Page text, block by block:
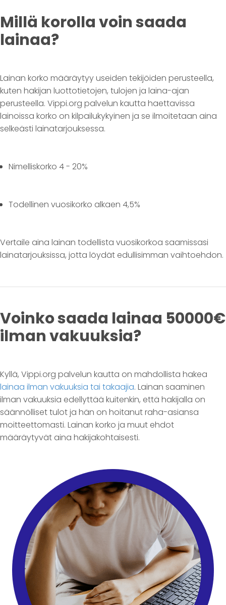
Millä korolla voin saada
lainaa?
Lainan korko määräytyy useiden tekijöiden perusteella,
kuten hakijan luottotietojen, tulojen ja laina-ajan
perusteella. Vippi.org palvelun kautta haettavissa
lainoissa korko on kilpailukykyinen ja se ilmoitetaan aina
selkeästi lainatarjouksessa.
Nimelliskorko 4 - 20%
Todellinen vuosikorko alkaen 4,5%
Vertaile aina lainan todellista vuosikorkoa saamissasi
lainatarjouksissa, jotta löydät edullisimman vaihtoehdon.
Voinko saada lainaa 50000€
ilman vakuuksia?
Kyllä, Vippi.org palvelun kautta on mahdollista hakea
lainaa ilman vakuuksia tai takaajia. Lainan saaminen
ilman vakuuksia edellyttää kuitenkin, että hakijalla on
säännölliset tulot ja hän on hoitanut raha-asiansa
moitteettomasti. Lainan korko ja muut ehdot
määräytyvät aina hakijakohtaisesti.